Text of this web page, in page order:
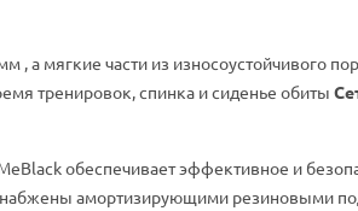
, а мягкие части из износоустойчивого
тренировок, спинка и сиденье обиты
обеспечивает эффективное и
амортизирующими резиновыми